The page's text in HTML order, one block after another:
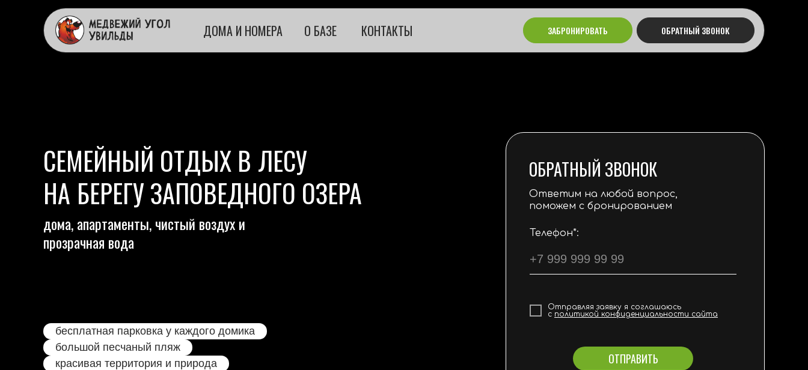
ЗАБРОНИРОВАТЬ ОБРАТНЫЙ ЗВОНОК
ДОМА И НОМЕРА О БАЗЕ КОНТАКТЫ
Телефон*:
ОТПРАВИТЬ
Отправляя заявку я соглашаюсь
с политикой конфиденциальности сайта
Ответим на любой вопрос,
поможем с бронированием
ОБРАТНЫЙ ЗВОНОК
бесплатная парковка у каждого домика
большой песчаный пляж
красивая территория и природа
СЕМЕЙНЫЙ ОТДЫХ В ЛЕСУ
НА БЕРЕГУ ЗАПОВЕДНОГО ОЗЕРА
дома, апартаменты, чистый воздух и
прозрачная вода